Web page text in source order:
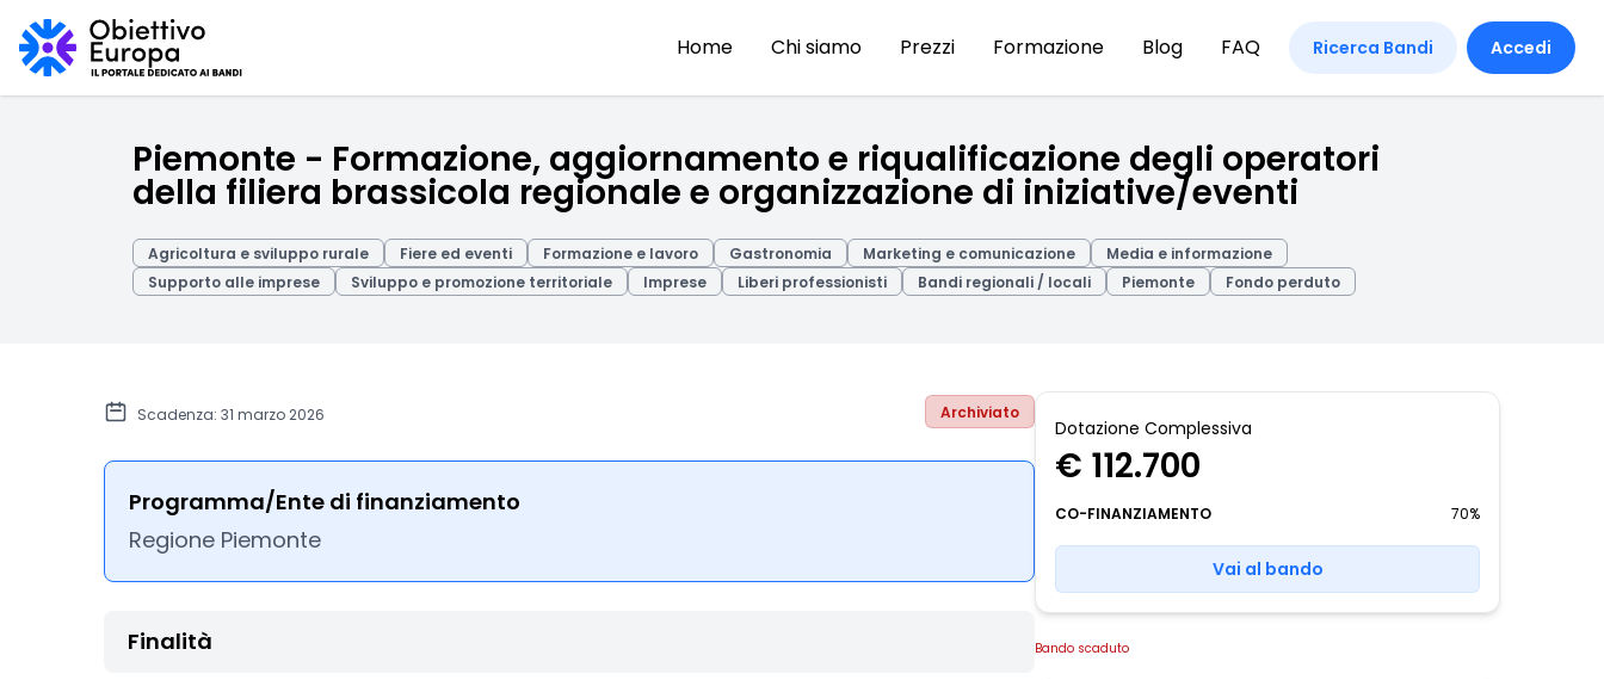
Home Chi siamo Prezzi Formazione Blog FAQ Ricerca Bandi Accedi
Piemonte - Formazione, aggiornamento e riqualificazione degli operatori
della filiera brassicola regionale e organizzazione di iniziative/eventi
Agricoltura e sviluppo rurale Fiere ed eventi Formazione e lavoro Gastronomia Marketing e comunicazione
Media e informazione
Supporto alle imprese
Sviluppo e promozione territoriale Imprese Liberi professionisti Bandi regionali / locali Piemonte Fondo perduto
Scadenza: 31 marzo 2026 Archiviato
Programma/Ente di finanziamento
Regione Piemonte
Finalità
Dotazione Complessiva
€ 112.700
CO-FINANZIAMENTO 70%
Vai al bando
Bando scaduto